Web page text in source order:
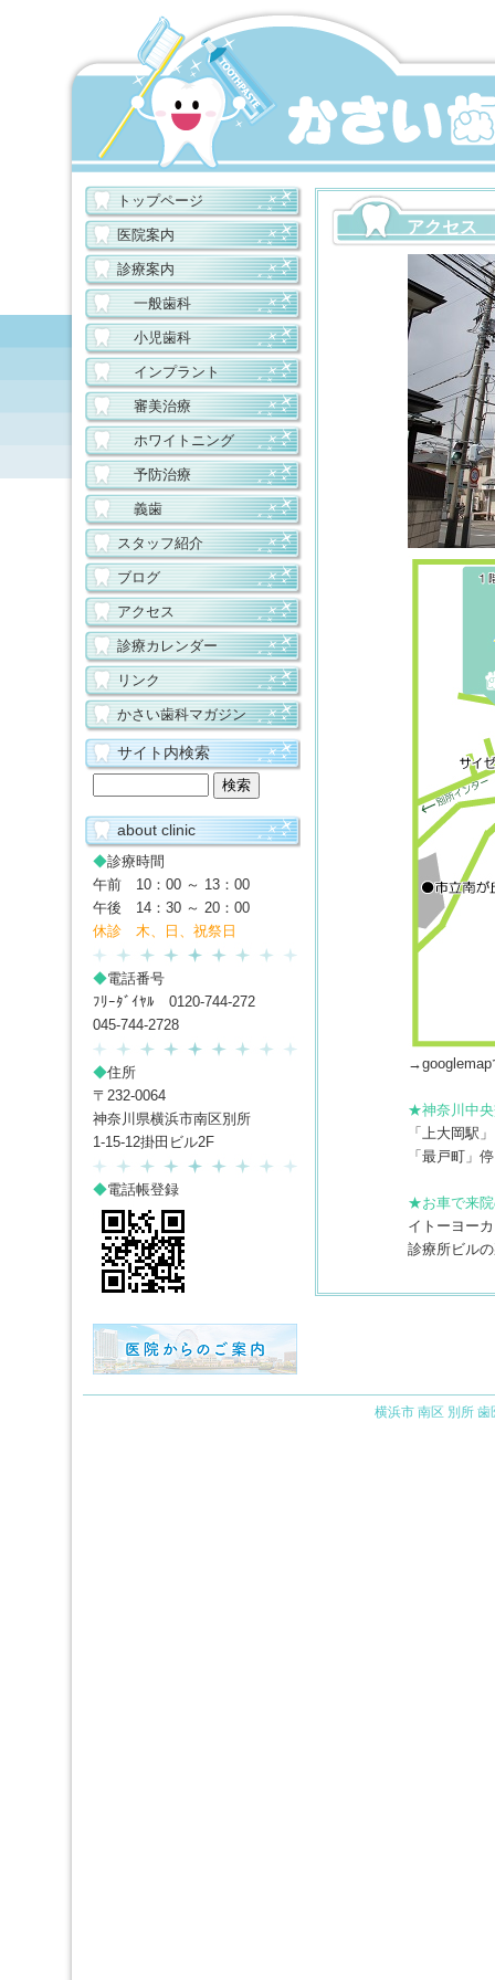
アクセス
→googlemap
★神奈川中
「上大岡駅
「最戸町」
★お車で来
イトーヨー
診療所ビル
トップページ
医院案内
診療案内
一般歯科
小児歯科
インプラント
審美治療
ホワイトニング
予防治療
義歯
スタッフ紹介
ブログ
アクセス
診療カレンダー
リンク
かさい歯科マガジン
サイト内検索
about clinic
◆診療時間
午前 10：00 ～ 13：00
午後 14：30 ～ 20：00
休診 木、日、祝祭日
◆電話番号
ﾌﾘｰﾀﾞｲﾔﾙ 0120-744-272
045-744-2728
◆住所
〒232-0064
神奈川県横浜市南区別所
1-15-12掛田ビル2F
◆電話帳登録
横浜市 南区 別所